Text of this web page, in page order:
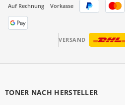
Auf Rechnung
Vorkasse
VERSAND
TONER NACH HERSTELLER